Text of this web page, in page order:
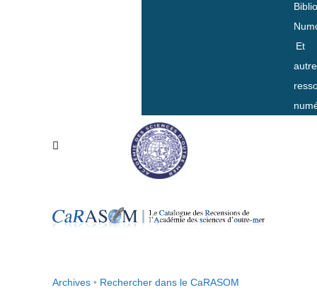
Et
Archives • Rechercher dans le CaRASOM